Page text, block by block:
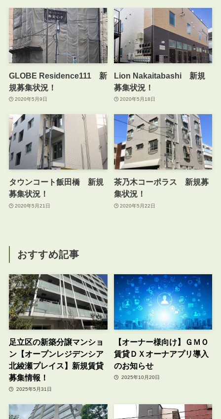
GLOBE Residence111 新
規募集状況！
2020年5月9日
Lion Nakaitabashi 新規
募集状況！
2020年5月18日
タウンコート飯田橋 新規
募集状況！
2020年5月21日
茶乃木コーポラス 新規募
集状況！
2020年5月22日
おすすめ記事
足立区の新築分譲マンショ
ン【オープンレジデンシア
北綾瀬プレイス】新規賃貸
募集情報！
2025年5月31日
【オーナー様向け】ＧＭＯ
賃貸ＤＸオーナアプリ導入
のお知らせ
2025年10月20日